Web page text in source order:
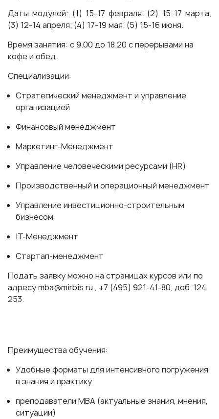
Даты модулей: (1) 15-17 февраля; (2) 15-17 марта;
(3) 12-14 апреля; (4) 17-19 мая; (5) 15-16 июня.
Время занятия: с 9.00 до 18.20 с перерывами на
кофе и обед.
Специализации:
Стратегический менеджмент и управление
организацией
Финансовый менеджмент
Маркетинг-Менеджмент
Управление человеческими ресурсами (HR)
Производственный и операционный менеджмент
Управление инвестиционно-строительным
бизнесом
IT-Менеджмент
Стартап-менеджмент
Подать заявку можно на страницах курсов или по
адресуmba@mirbis.ru , +7 (495) 921-41-80, доб. 124,
253.
Преимущества обучения:
Удобные форматы для интенсивного погружения
в знания и практику
преподаватели МВА (актуальные знания, мнения,
ситуации)